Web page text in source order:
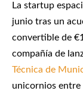
La startup
junio tras un
convertible de
compañía de
Técnica de
unicornios entre